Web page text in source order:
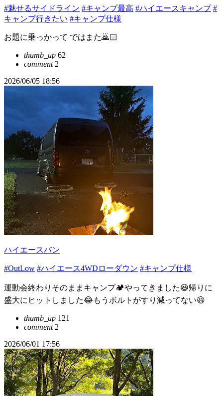
#魅せるサイドライン #キャンプ最高 #ハイエースキャンプ #
キャンプ行きたい #キャンプ仕様
お題に乗っかって ではまた🙇🏻
thumb_up 62
comment2
2026/06/05 18:56
ハイエースバン
#OutLow #ハイエース4WDローダウン #キャンプ仕様
運動会終わりそのままキャンプ🏕️やってきました😆帰りに
盛大にヒットしました😂もうボルトがすり減ってない😆
thumb_up 121
comment2
2026/06/01 17:56